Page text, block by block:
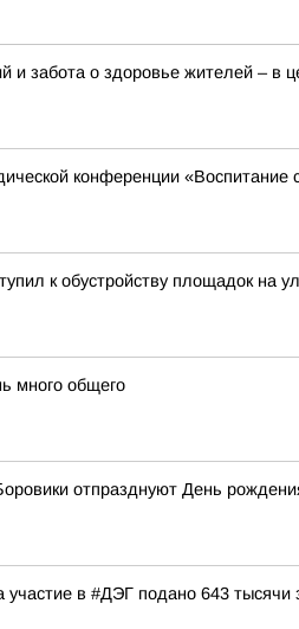
и забота о здоровье жителей – в
конференции
к обустройству площадок на
много общего
отпразднуют День
в #ДЭГ подано 643 тысячи